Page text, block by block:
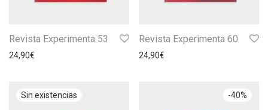
Revista Experimenta 53
24,90€
Revista Experimenta 60
24,90€
-40%